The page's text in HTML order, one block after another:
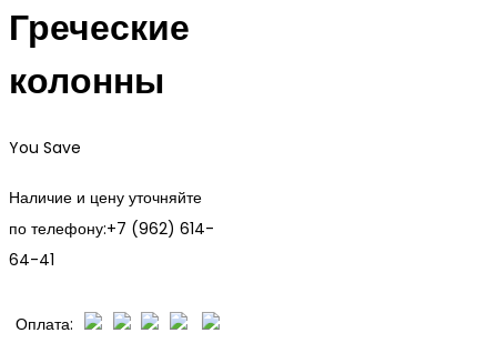
Греческие
колонны
You Save
Наличие и цену уточняйте
по телефону:+7 (962) 614-
64-41
Оплата: